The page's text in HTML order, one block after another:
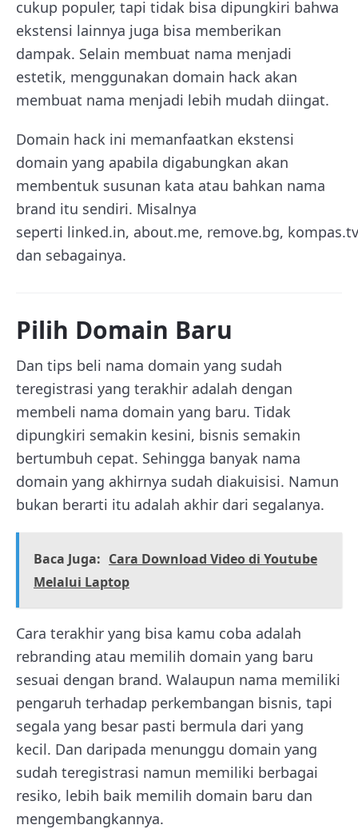
cukup populer, tapi tidak bisa dipungkiri bahwa
ekstensi lainnya juga bisa memberikan
dampak. Selain membuat nama menjadi
estetik, menggunakan domain hack akan
membuat nama menjadi lebih mudah diingat.
Domain hack ini memanfaatkan ekstensi
domain yang apabila digabungkan akan
membentuk susunan kata atau bahkan nama
brand itu sendiri. Misalnya
seperti linked.in, about.me, remove.bg,
dan sebagainya.
Pilih Domain Baru
Dan tips beli nama domain yang sudah
teregistrasi yang terakhir adalah dengan
membeli nama domain yang baru. Tidak
dipungkiri semakin kesini, bisnis semakin
bertumbuh cepat. Sehingga banyak nama
domain yang akhirnya sudah diakuisisi. Namun
bukan berarti itu adalah akhir dari segalanya.
Baca Juga: Cara Download Video di Youtube
Melalui Laptop
Cara terakhir yang bisa kamu coba adalah
rebranding atau memilih domain yang baru
sesuai dengan brand. Walaupun nama memiliki
pengaruh terhadap perkembangan bisnis, tapi
segala yang besar pasti bermula dari yang
kecil. Dan daripada menunggu domain yang
sudah teregistrasi namun memiliki berbagai
resiko, lebih baik memilih domain baru dan
mengembangkannya.